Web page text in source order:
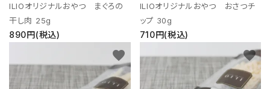
ILIOオリジナルおやつ まぐろの
干し肉 25g
890円(税込)
ILIOオリジナルおやつ おさつチ
ップ 30g
710円(税込)
favorite favorite